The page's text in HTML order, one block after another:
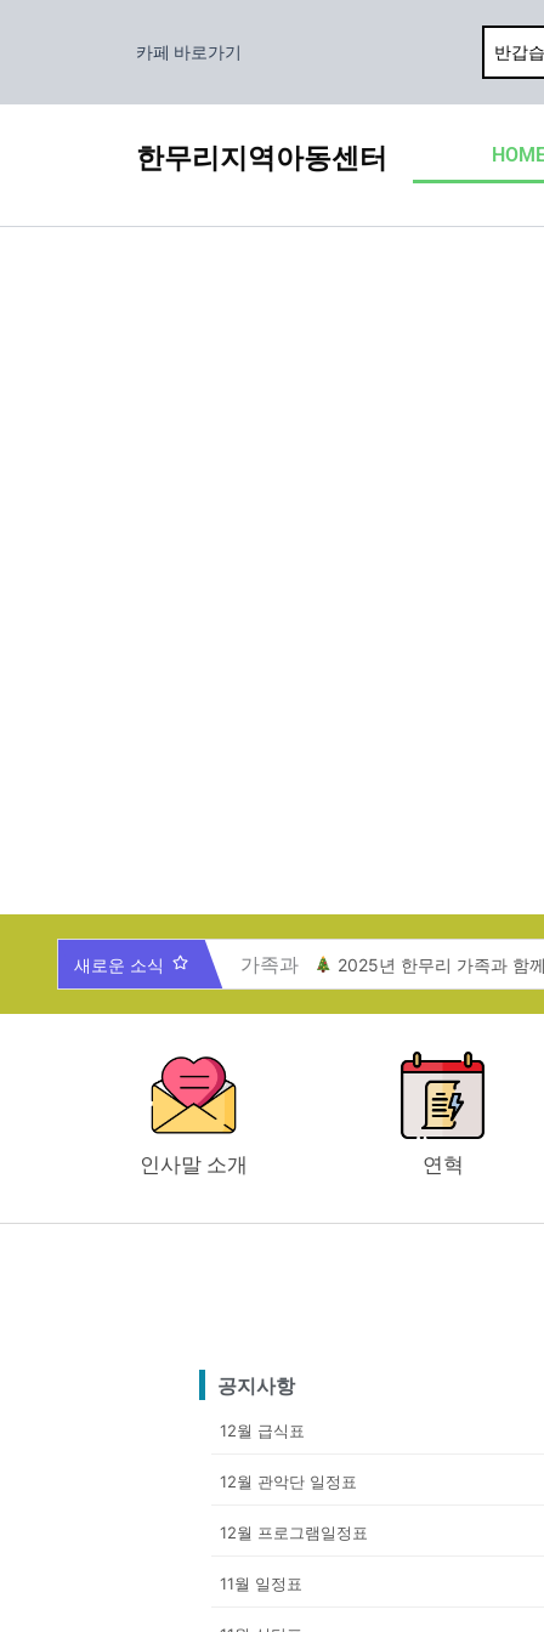
로
카페 바로가기
한무리지역아동센터
새로운 소식
2025년 한무리 가족과 함
문화체험활동-한무리지역아
과학동아리 체험학습-한무
2025년 한무리지역아동센
인사말 소개 연혁
공지사항
12월 급식표
12월 관악단 일정표
12월 프로그램일정표
11월 일정표